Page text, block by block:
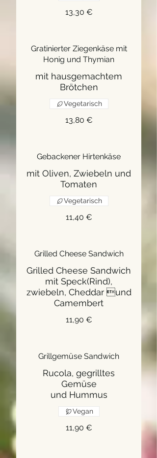
13,30 €
Gratinierter Ziegenkäse mit
Honig und Thymian
mit hausgemachtem
Brötchen
13,80 €
Vegetarisch
Gebackener Hirtenkäse
mit Oliven, Zwiebeln und
Tomaten
11,40 €
Vegetarisch
Grilled Cheese Sandwich
Grilled Cheese Sandwich
mit Speck(Rind),
zwiebeln, Cheddar und
Camembert
11,90 €
Grillgemüse Sandwich
Rucola, gegrilltes
Gemüse
und Hummus
11,90 €
Vegan